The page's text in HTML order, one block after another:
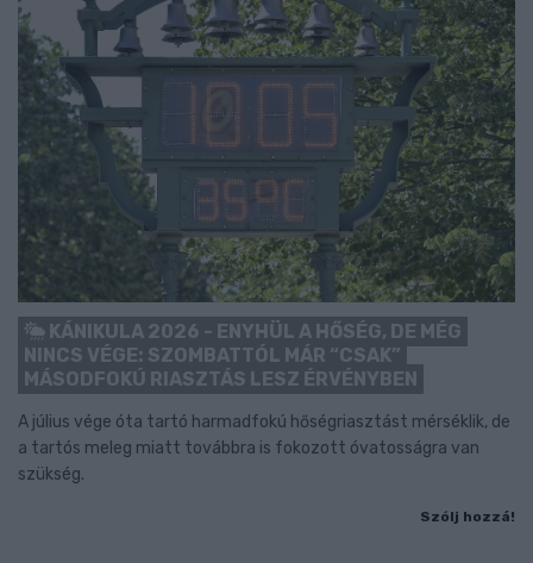
KÁNIKULA 2026 - ENYHÜL A HŐSÉG, DE MÉG
NINCS VÉGE: SZOMBATTÓL MÁR “CSAK”
MÁSODFOKÚ RIASZTÁS LESZ ÉRVÉNYBEN
A július vége óta tartó harmadfokú hőségriasztást mérséklik, de
a tartós meleg miatt továbbra is fokozott óvatosságra van
szükség.
Szólj hozzá!